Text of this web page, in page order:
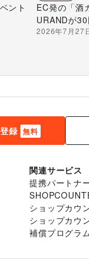
ント
EC発の「酒
URANDが
で届ける“新
2026年7月27
録 無料
関連サービス
提携パートナ
ショップカウ
ショップカウ
補償プログラム